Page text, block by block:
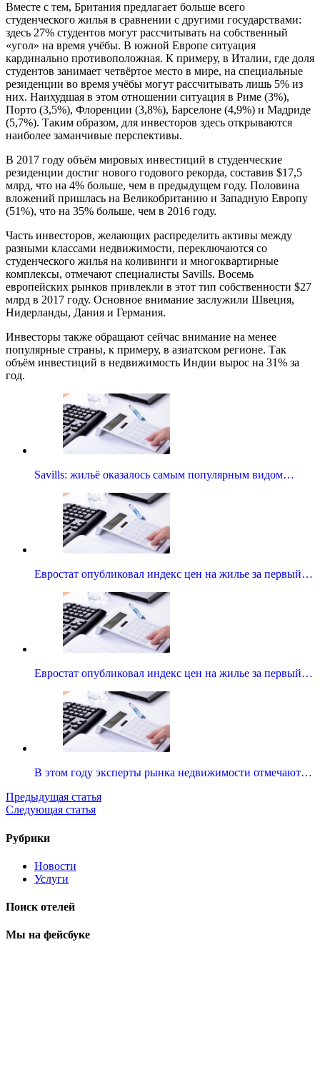
Вместе с тем, Британия предлагает больше всего
студенческого жилья в сравнении с другими государствами:
здесь 27% студентов могут рассчитывать на собственный
«угол» на время учёбы. В южной Европе ситуация
кардинально противоположная. К примеру, в Италии, где доля
студентов занимает четвёртое место в мире, на специальные
резиденции во время учёбы могут рассчитывать лишь 5% из
них. Наихудшая в этом отношении ситуация в Риме (3%),
Порто (3,5%), Флоренции (3,8%), Барселоне (4,9%) и Мадриде
(5,7%). Таким образом, для инвесторов здесь открываются
наиболее заманчивые перспективы.
В 2017 году объём мировых инвестиций в студенческие
резиденции достиг нового годового рекорда, составив $17,5
млрд, что на 4% больше, чем в предыдущем году. Половина
вложений пришлась на Великобританию и Западную Европу
(51%), что на 35% больше, чем в 2016 году.
Часть инвесторов, желающих распределить активы между
разными классами недвижимости, переключаются со
студенческого жилья на коливинги и многоквартирные
комплексы, отмечают специалисты Savills. Восемь
европейских рынков привлекли в этот тип собственности $27
млрд в 2017 году. Основное внимание заслужили Швеция,
Нидерланды, Дания и Германия.
Инвесторы также обращают сейчас внимание на менее
популярные страны, к примеру, в азиатском регионе. Так
объём инвестиций в недвижимость Индии вырос на 31% за
год.
Savills: жильё оказалось самым популярным видом…
Евростат опубликовал индекс цен на жилье за первый…
Евростат опубликовал индекс цен на жилье за первый…
В этом году эксперты рынка недвижимости отмечают…
Предыдущая статья
Следующая статья
Рубрики
Новости
Услуги
Поиск отелей
Мы на фейсбуке